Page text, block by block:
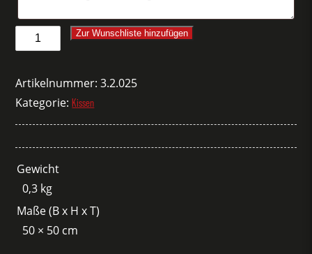
Kissenbezug
Proflax
Reißverschluss
Menge
Zur Wunschliste hinzufügen
Artikelnummer:3.2.025
Kategorie:Kissen
Gewicht
0,3 kg
Maße (B x H x T)
50 × 50 cm